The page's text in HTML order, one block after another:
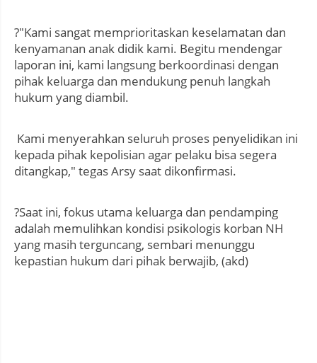
?"Kami sangat memprioritaskan keselamatan dan
kenyamanan anak didik kami. Begitu mendengar
laporan ini, kami langsung berkoordinasi dengan
pihak keluarga dan mendukung penuh langkah
hukum yang diambil.
Kami menyerahkan seluruh proses penyelidikan ini
kepada pihak kepolisian agar pelaku bisa segera
ditangkap," tegas Arsy saat dikonfirmasi.
?Saat ini, fokus utama keluarga dan pendamping
adalah memulihkan kondisi psikologis korban NH
yang masih terguncang, sembari menunggu
kepastian hukum dari pihak berwajib, (akd)